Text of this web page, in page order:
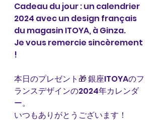
Cadeau du jour : un calendrier
2024 avec un design français
du magasin ITOYA, à Ginza.
Je vous remercie sincèrement
!
本日のプレゼント🎁 銀座ITOYAのフ
ランスデザインの2024年カレンダ
ー。
いつもありがとうございます！